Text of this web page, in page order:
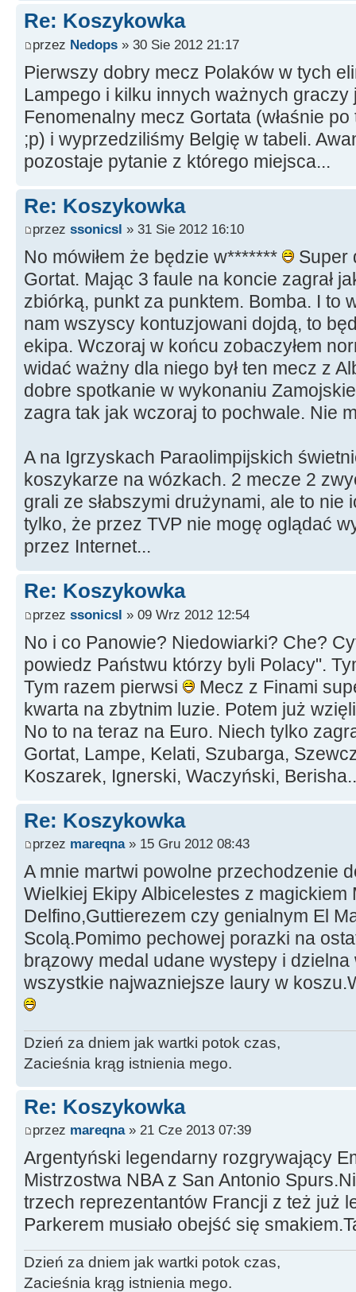
Re: Koszykowka
przez Nedops » 30 Sie 2012 21:17
Pierwszy dobry mecz Polaków w tych
Lampego i kilku innych ważnych
Fenomenalny mecz Gortata (właśnie
;p) i wyprzedziliśmy Belgię w tabeli.
pozostaje pytanie z którego miejsca...
Re: Koszykowka
przez ssonicsl » 31 Sie 2012 16:10
No mówiłem że będzie w*******
Super
Gortat. Mając 3 faule na koncie zagrał
zbiórką, punkt za punktem. Bomba. I to
nam wszyscy kontuzjowani dojdą, to
ekipa. Wczoraj w końcu zobaczyłem
widać ważny dla niego był ten mecz z
dobre spotkanie w wykonaniu
zagra tak jak wczoraj to pochwale. Nie
A na Igrzyskach Paraolimpijskich
koszykarze na wózkach. 2 mecze 2
grali ze słabszymi drużynami, ale to
tylko, że przez TVP nie mogę oglądać
przez Internet...
Re: Koszykowka
przez ssonicsl » 09 Wrz 2012 12:54
No i co Panowie? Niedowiarki? Che?
powiedz Państwu którzy byli Polacy".
Tym razem pierwsi
Mecz z Finami
kwarta na zbytnim luzie. Potem już
No to na teraz na Euro. Niech tylko
Gortat, Lampe, Kelati, Szubarga,
Koszarek, Ignerski, Waczyński,
Re: Koszykowka
przez mareqna» 15 Gru 2012 08:43
A mnie martwi powolne przechodzenie
Wielkiej Ekipy Albicelestes z magickiem
Delfino,Guttierezem czy genialnym El
Scolą.Pomimo pechowej porazki na
brązowy medal udane wystepy i
wszystkie najwazniejsze laury w
Dzień za dniem jak wartki potok czas,
Zacieśnia krąg istnienia mego.
Re: Koszykowka
przez mareqna» 21 Cze 2013 07:39
Argentyński legendarny rozgrywający
Mistrzostwa NBA z San Antonio
trzech reprezentantów Francji z też już
Parkerem musiało obejść się
Dzień za dniem jak wartki potok czas,
Zacieśnia krąg istnienia mego.